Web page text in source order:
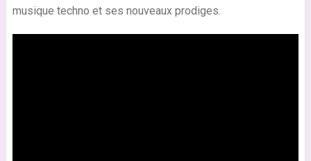
musique techno et ses nouveaux prodiges.